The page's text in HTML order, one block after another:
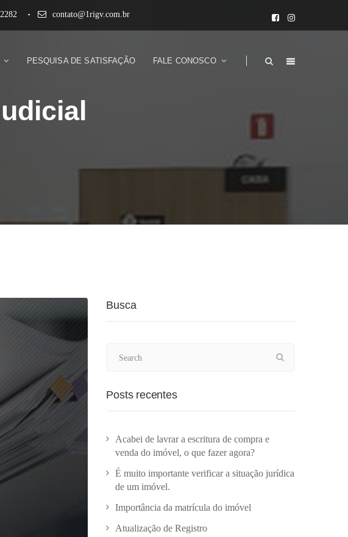
contato@1rigv.com.br
PESQUISA DE SATISFAÇÃO FALE CONOSCO
Busca
Posts recentes
Acabei de lavrar a escritura de compra e
venda do imóvel, o que fazer agora?
É muito importante verificar a situação jurídica
de um imóvel.
Importância da matrícula do imóvel
Atualização de Registro